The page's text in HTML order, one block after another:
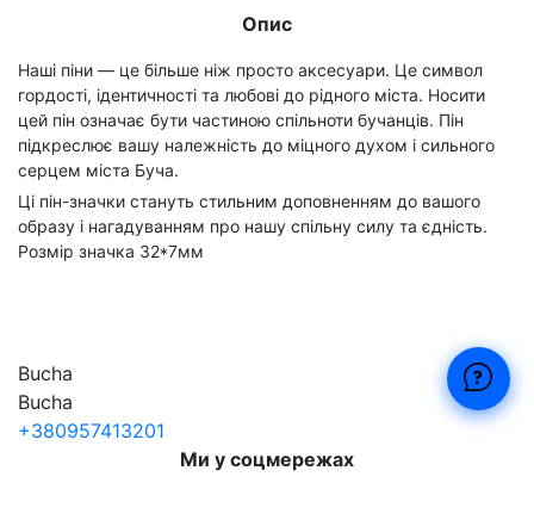
Опис
Наші піни — це більше ніж просто аксесуари. Це символ
гордості, ідентичності та любові до рідного міста. Носити
цей пін означає бути частиною спільноти бучанців. Пін
підкреслює вашу належність до міцного духом і сильного
серцем міста Буча.
Ці пін-значки стануть стильним доповненням до вашого
образу і нагадуванням про нашу спільну силу та єдність.
Розмір значка 32*7мм
Bucha
Bucha
+380957413201
Ми у соцмережах